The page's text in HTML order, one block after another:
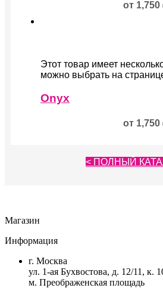
от 1,750
Этот товар имеет
можно выбрать на
Onyx
от 1,750
< ПОЛНЫЙ
Магазин
Информация
г. Москва
ул. 1-ая Бухвостова, д. 12/11, к.
м. Преображенская площадь